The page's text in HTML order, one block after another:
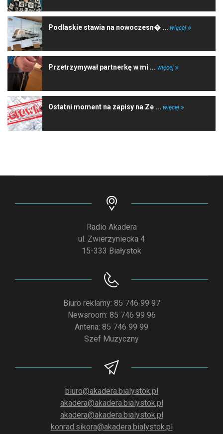
Podlaskie stawia na nowoczesn� ... więcej
Przetrzymywał partnerkę w mi ... więcej
Ostatni moment na zapisy na Ze ... więcej
Radio Akadera
ul. Zwierzyniecka 4
15-333 Białystok
Biuro reklamy: 85 746 99 97
Newsroom: 85 746 99 96
Antena: 85 746 99 99
Szef Muzyczny
biuro@akadera.bialystok.pl
akadera@akadera.bialystok.pl
akadera@akadera.bialystok.pl
konrad.sikora@akadera.bialystok.pl